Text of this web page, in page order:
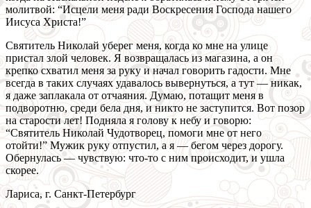
молитвой: “Исцели меня ради Воскресения Господа нашего
Иисуса Христа!”
Святитель Николай уберег меня, когда ко мне на улице
пристал злой человек. Я возвращалась из магазина, а он
крепко схватил меня за руку и начал говорить гадости. Мне
всегда в таких случаях удавалось вывернуться, а тут — никак,
я даже заплакала от отчаяния. Думаю, потащит меня в
подворотню, среди бела дня, и никто не заступится. Вот позор
на старости лет! Подняла я голову к небу и говорю:
“Святитель Николай Чудотворец, помоги мне от него
отойти!” Мужик руку отпустил, а я — бегом через дорогу.
Обернулась — чувствую: что-то с ним происходит, и ушла
скорее.
Лариса, г. Санкт-Петербург